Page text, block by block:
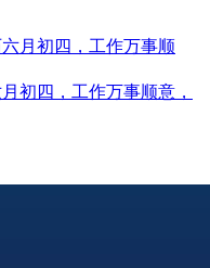
初四，工作万事顺意，